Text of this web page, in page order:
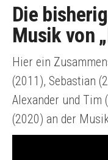
Die
Musik von
Hier ein
(2011), Sebastian
Alexander und Tim
(2020) an der